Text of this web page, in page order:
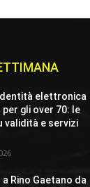
elettronica
gli over 70: le
validità e servizi
a Rino Gaetano da